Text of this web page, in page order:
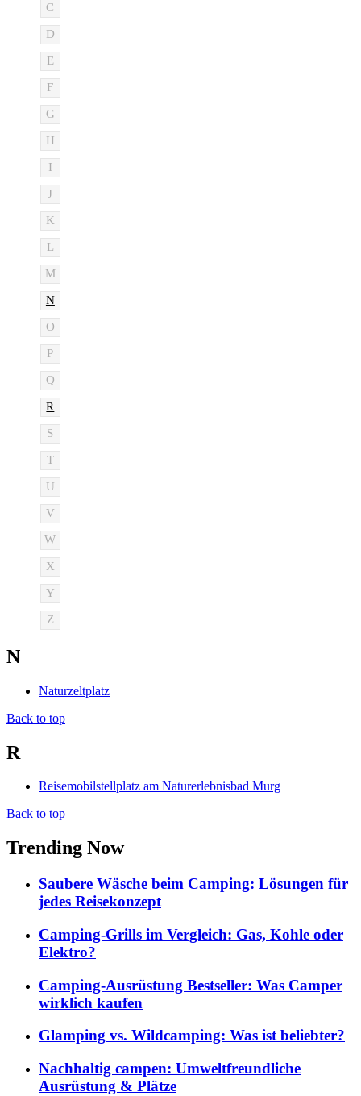
C
D
E
F
G
H
I
J
K
L
M
N
O
P
Q
R
S
T
U
V
W
X
Y
Z
N
Naturzeltplatz
Back to top
R
Reisemobilstellplatz am Naturerlebnisbad Murg
Back to top
Trending Now
Saubere Wäsche beim Camping: Lösungen für
jedes Reisekonzept
Camping-Grills im Vergleich: Gas, Kohle oder
Elektro?
Camping-Ausrüstung Bestseller: Was Camper
wirklich kaufen
Glamping vs. Wildcamping: Was ist beliebter?
Nachhaltig campen: Umweltfreundliche
Ausrüstung & Plätze